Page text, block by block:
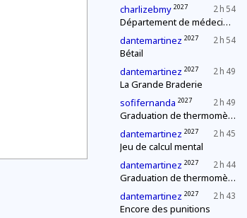
2 h 54
charlizebmy 2027
Département de médecine : contrôle d'une épidémie
2 h 54
dantemartinez 2027
Bétail
2 h 49
dantemartinez 2027
La Grande Braderie
2 h 49
sofifernanda 2027
Graduation de thermomètres
2 h 45
dantemartinez 2027
Jeu de calcul mental
2 h 44
dantemartinez 2027
Graduation de thermomètres
2 h 43
dantemartinez 2027
Encore des punitions